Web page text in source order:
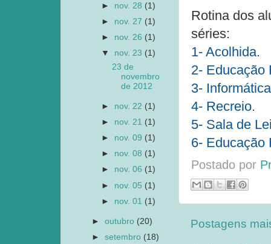
Rotina dos
séries:
1- Acolhida.
2- Educação
3-
4- Recreio.
5- Sala de
6- Educação
Postado por
Postagens
► nov. 28 (1)
► nov. 27 (1)
► nov. 26 (1)
▼ nov. 23 (1)
23 de
novembro
de 2012
► nov. 22 (1)
► nov. 21 (1)
► nov. 09 (1)
► nov. 08 (1)
► nov. 06 (1)
► nov. 05 (1)
► nov. 01 (1)
►outubro (20)
►setembro (18)